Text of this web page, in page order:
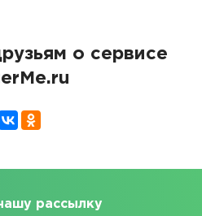
о сервисе
рассылку